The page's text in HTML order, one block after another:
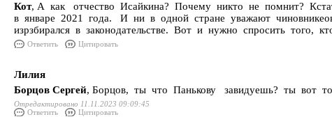
Кот, А как отчество Исайкина? Почему никто не помнит?
в январе 2021 года. И ни в одной стране уважают
изрзбирался в законодательстве. Вот и нужно спросить того,
Ответить Цитировать
Лилия
Борцов Сергей, Борцов, ты что Панькову завидуешь? ты вот
Отредактировано 11.11.2023 09:09:45
Ответить
Цитировать